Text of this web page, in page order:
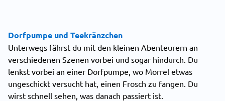
Dorfpumpe und Teekränzchen
Unterwegs fährst du mit den kleinen Abenteurern an
verschiedenen Szenen vorbei und sogar hindurch. Du
lenkst vorbei an einer Dorfpumpe, wo Morrel etwas
ungeschickt versucht hat, einen Frosch zu fangen. Du
wirst schnell sehen, was danach passiert ist.